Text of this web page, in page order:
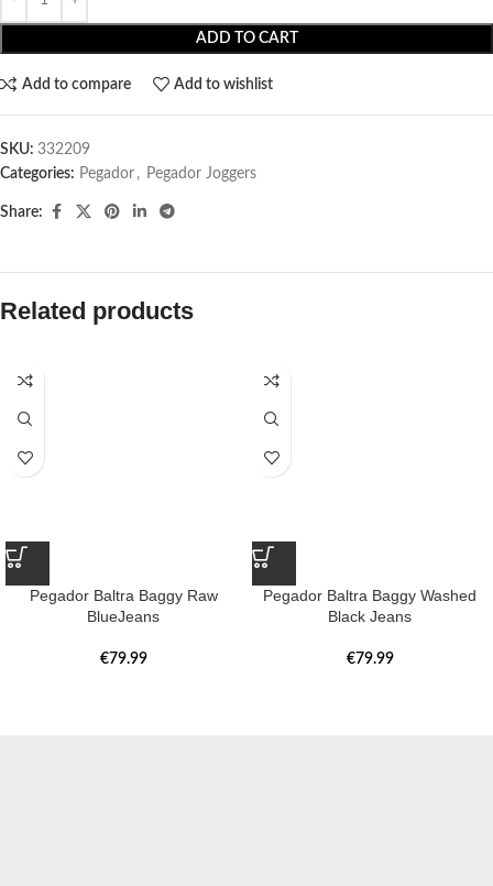
ADD TO CART
Add to compare Add to wishlist
SKU: 332209
Categories: Pegador​ , Pegador Joggers
Share:
Related products
Pegador Baltra Baggy Raw
BlueJeans
€79.99
Pegador Baltra Baggy Washed
Black Jeans
€79.99